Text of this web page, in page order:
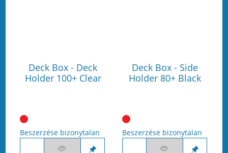
Deck Box - Deck
Holder 100+ Clear
Beszerzése bizonytalan
Deck Box - Side
Holder 80+ Black
Beszerzése bizonytalan